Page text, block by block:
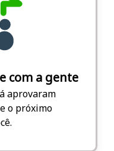
com a gente
aprovaram
o próximo